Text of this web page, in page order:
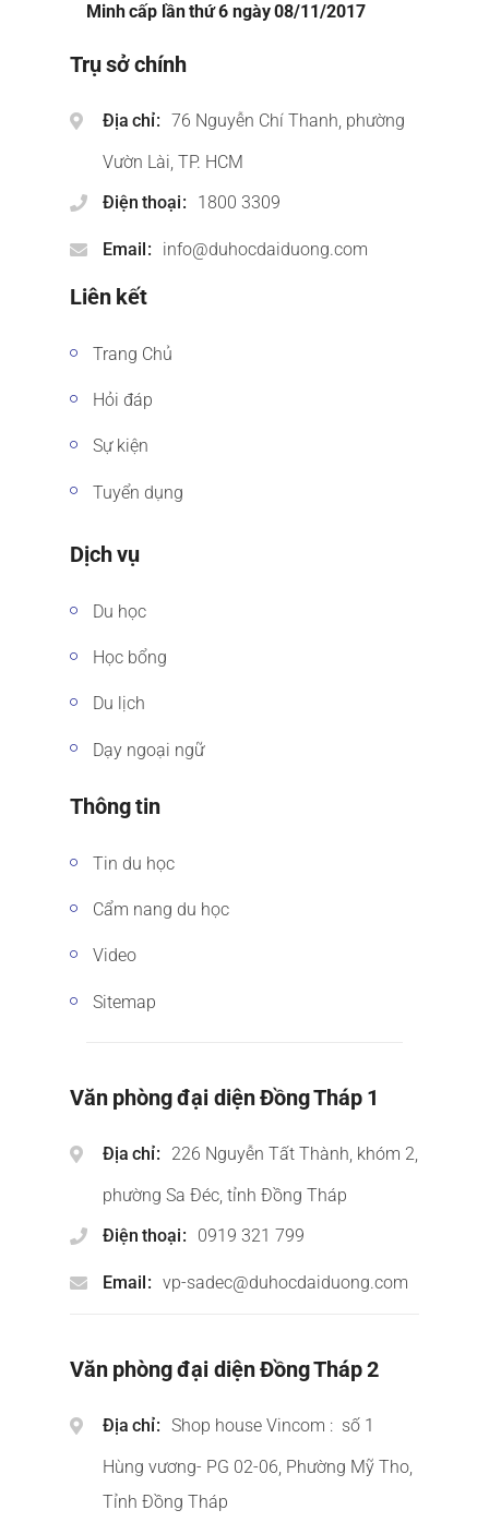
Minh cấp lần thứ 6 ngày 08/11/2017
Trụ sở chính
Địa chỉ
76 Nguyễn Chí Thanh, phường
Vườn Lài, TP. HCM
Điện thoại
1800 3309
Email info@duhocdaiduong.com
Liên kết
Trang Chủ
Hỏi đáp
Sự kiện
Tuyển dụng
Dịch vụ
Du học
Học bổng
Du lịch
Dạy ngoại ngữ
Thông tin
Tin du học
Cẩm nang du học
Video
Sitemap
Văn phòng đại diện Đồng Tháp 1
Địa chỉ
226 Nguyễn Tất Thành, khóm 2,
phường Sa Đéc, tỉnh Đồng Tháp
Điện thoại
0919 321 799
Email vp-sadec@duhocdaiduong.com
Văn phòng đại diện Đồng Tháp 2
Địa chỉ
Shop house Vincom : số 1
Hùng vương- PG 02-06, Phường Mỹ Tho,
Tỉnh Đồng Tháp